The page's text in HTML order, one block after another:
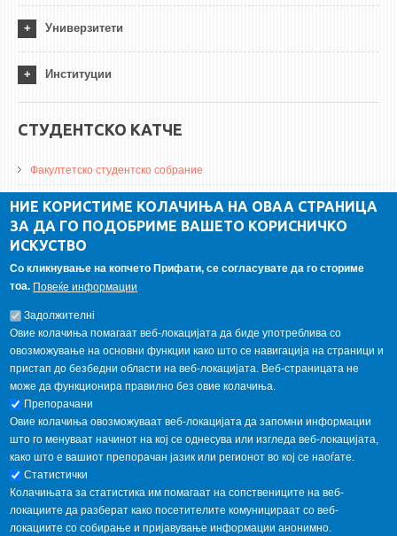
Универзитети
Институции
СТУДЕНТСКО КАТЧЕ
Факултетско студентско собрание
ДА Винчи магазин
Алумни асоцијација
ГАЛЕРИЈА
НИЕ КОРИСТИМЕ КОЛАЧИЊА НА ОВАА СТРАНИЦА
ЗА ДА ГО ПОДОБРИМЕ ВАШЕТО КОРИСНИЧКО
ИСКУСТВО
Со кликнување на копчето Прифати, се согласувате да го сториме
тоа. Повеќе информации
Задолжителнi
Овие колачиња помагаат веб-локацијата да биде употреблива со
овозможување на основни функции како што се навигација на страници и
пристап до безбедни области на веб-локацијата. Веб-страницата не
може да функционира правилно без овие колачиња.
Препорачани
Овие колачиња овозможуваат веб-локацијата да запомни информации
што го менуваат начинот на кој се однесува или изгледа веб-локацијата,
како што е вашиот препорачан јазик или регионот во кој се наоѓате.
Статистички
Колачињата за статистика им помагаат на сопствениците на веб-
локациите да разберат како посетителите комуницираат со веб-
локациите со собирање и пријавување информации анонимно.